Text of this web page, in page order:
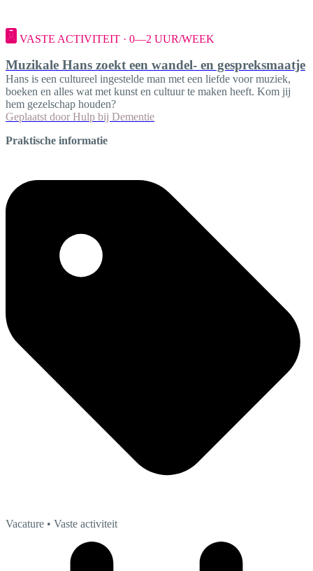
VASTE ACTIVITEIT · 0—2 UUR/WEEK
Muzikale Hans zoekt een wandel- en gespreksmaatje
Hans is een cultureel ingestelde man met een liefde voor muziek,
boeken en alles wat met kunst en cultuur te maken heeft. Kom jij
hem gezelschap houden?
Geplaatst door Hulp bij Dementie
Praktische informatie
Vacature • Vaste activiteit